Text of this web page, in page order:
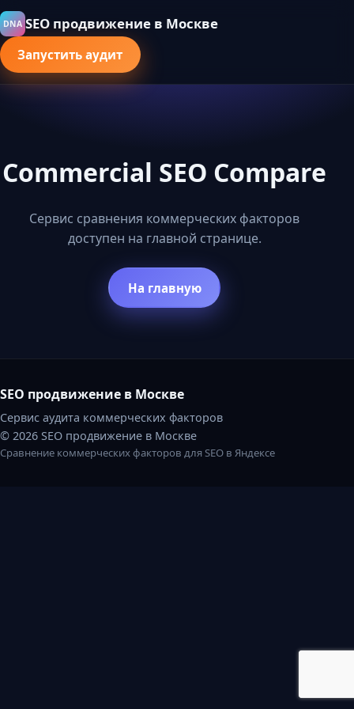
DNA SEO продвижение в Москве
Запустить аудит
Commercial SEO Compare
Сервис сравнения коммерческих факторов
доступен на главной странице.
На главную
SEO продвижение в Москве
Сервис аудита коммерческих факторов
© 2026 SEO продвижение в Москве
Сравнение коммерческих факторов для SEO в Яндексе